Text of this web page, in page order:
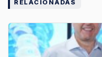
RELACIONADAS